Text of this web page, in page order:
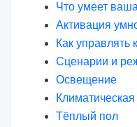
Что умеет
Активация
Как управлять
Сценарии и
Освещение
Тёплый пол